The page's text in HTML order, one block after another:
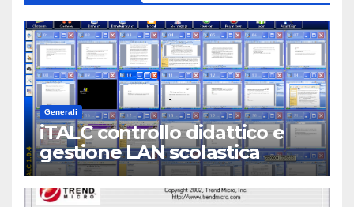
Generali
iTALC controllo didattico e
gestione LAN scolastica